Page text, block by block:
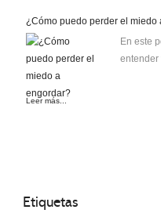
¿Cómo puedo perder el miedo
En este
Leer más...
Etiquetas